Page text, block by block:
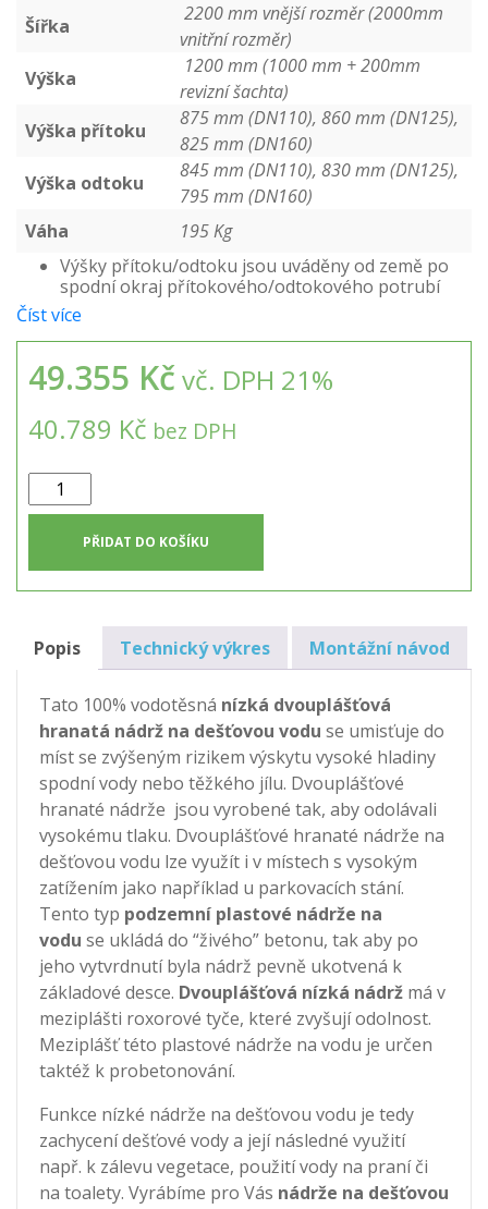
Šířka
2200 mm vnější rozměr (2000mm
vnitřní rozměr)
Výška
1200 mm (1000 mm + 200mm
revizní šachta)
Výška přítoku
875 mm (DN110), 860 mm (DN125),
825 mm (DN160)
Výška odtoku
845 mm (DN110), 830 mm (DN125),
795 mm (DN160)
Váha
195 Kg
Výšky přítoku/odtoku jsou uváděny od země po
spodní okraj přítokového/odtokového potrubí
Číst více
49.355 Kč vč. DPH 21%
40.789 Kč bez DPH
Nízká
dvouplášťová
hranatá
8m3
PŘIDAT DO KOŠÍKU
Popis Technický výkres Montážní návod
Tato 100% vodotěsná nízká dvouplášťová
hranatá nádrž na dešťovou vodu se umisťuje do
míst se zvýšeným rizikem výskytu vysoké hladiny
spodní vody nebo těžkého jílu. Dvouplášťové
hranaté nádrže jsou vyrobené tak, aby odolávali
vysokému tlaku. Dvouplášťové hranaté nádrže na
dešťovou vodu lze využít i v místech s vysokým
zatížením jako například u parkovacích stání.
Tento typ podzemní plastové nádrže na
vodu se ukládá do “živého” betonu, tak aby po
jeho vytvrdnutí byla nádrž pevně ukotvená k
základové desce. Dvouplášťová nízká nádrž má v
meziplášti roxorové tyče, které zvyšují odolnost.
Meziplášť této plastové nádrže na vodu je určen
taktéž k probetonování.
Funkce nízké nádrže na dešťovou vodu je tedy
zachycení dešťové vody a její následné využití
např. k zálevu vegetace, použití vody na praní či
na toalety. Vyrábíme pro Vás nádrže na dešťovou